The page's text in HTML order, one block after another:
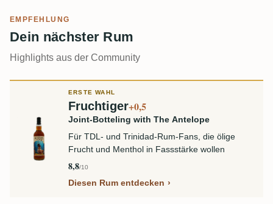
EMPFEHLUNG
Dein nächster Rum
Highlights aus der Community
ERSTE WAHL
Fruchtiger+0,5
Joint-Botteling with The Antelope
Für TDL- und Trinidad-Rum-Fans, die ölige
Frucht und Menthol in Fassstärke wollen
8,8/10
Diesen Rum entdecken